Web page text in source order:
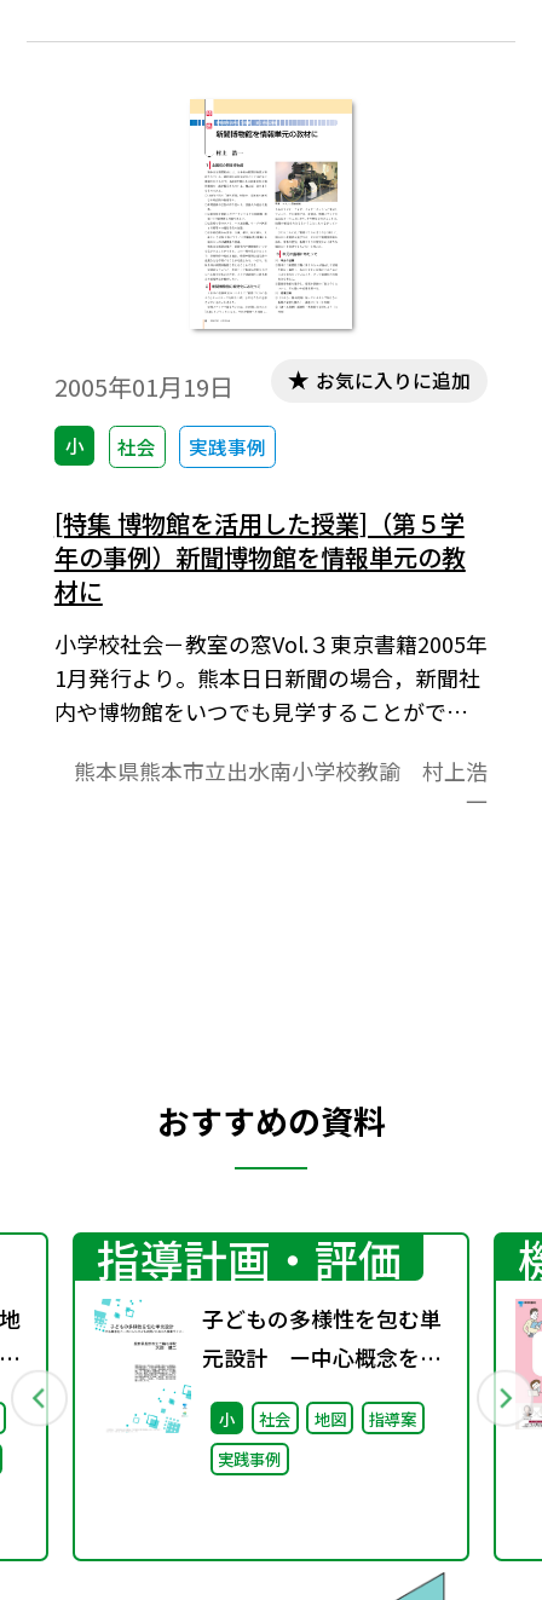
全国各地の代表的な地域事例の概要と教材
ています。ここでは，その「ネット版補遺
編」として，指導書本編には掲載できなか
った全国各地の優れた地域事例を本編と同
じ形式で紹介します。
2005年01月19日
小 社会 実践事例
お気に入りに追加
[特集 博物館を活用した授業]（第５学
年の事例）新聞博物館を情報単元の教
材に
小学校社会－教室の窓Vol.３東京書籍2005年
1月発行より。熊本日日新聞の場合，新聞社
内や博物館をいつでも見学することができ
の現在と過去，情報や情報伝達方法の変遷
熊本県熊本市立出水南小学校教諭 村上浩
一
おすすめの資料
指導計画・評価
子どもの多様性を包む単
元設計 ー中心概念をベ
ースにした子どもの問い
に応じた授業づくりー
小 社会 地図
指導案
実践事例